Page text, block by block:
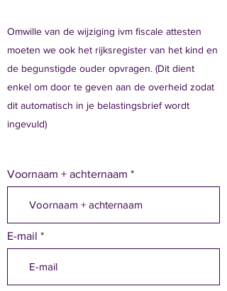
Omwille van de wijziging ivm fiscale attesten
moeten we ook het rijksregister van het kind en
de begunstigde ouder opvragen. (Dit dient
enkel om door te geven aan de overheid zodat
dit automatisch in je belastingsbrief wordt
ingevuld)
Voornaam + achternaam
E-mail